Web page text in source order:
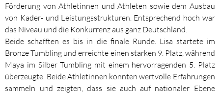
Förderung von Athletinnen und Athleten sowie dem Ausbau
von Kader- und Leistungsstrukturen. Entsprechend hoch war
das Niveau und die Konkurrenz aus ganz Deutschland.
Beide schafften es bis in die finale Runde. Lisa startete im
Bronze Tumbling und erreichte einen starken 9. Platz, während
Maya im Silber Tumbling mit einem hervorragenden 5. Platz
überzeugte. Beide Athletinnen konnten wertvolle Erfahrungen
sammeln und zeigten, dass sie auch auf nationaler Ebene